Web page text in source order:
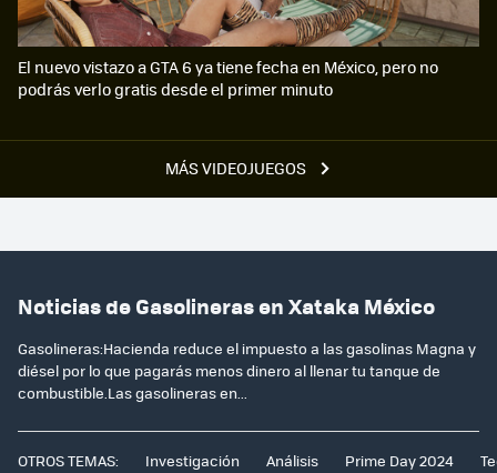
MÁS VIDEOJUEGOS
El nuevo vistazo a GTA 6 ya tiene fecha en México, pero no
podrás verlo gratis desde el primer minuto
Noticias de Gasolineras en Xataka México
Gasolineras:Hacienda reduce el impuesto a las gasolinas Magna y
diésel por lo que pagarás menos dinero al llenar tu tanque de
combustible.Las gasolineras en...
OTROS TEMAS: Investigación Análisis Prime Day 2024